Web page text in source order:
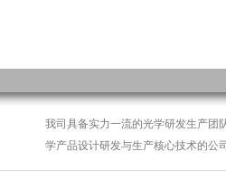
我司具备实力一流的光学研发生产团
学产品设计研发与生产核心技术的公